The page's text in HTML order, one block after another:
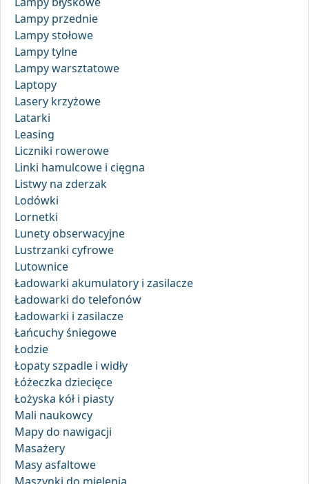
Lampy przednie
Lampy stołowe
Lampy tylne
Lampy warsztatowe
Laptopy
Lasery krzyżowe
Latarki
Leasing
Liczniki rowerowe
Linki hamulcowe i cięgna
Listwy na zderzak
Lodówki
Lornetki
Lunety obserwacyjne
Lustrzanki cyfrowe
Lutownice
Ładowarki akumulatory i zasilacze
Ładowarki do telefonów
Ładowarki i zasilacze
Łańcuchy śniegowe
Łodzie
Łopaty szpadle i widły
Łóżeczka dziecięce
Łożyska kół i piasty
Mali naukowcy
Mapy do nawigacji
Masażery
Masy asfaltowe